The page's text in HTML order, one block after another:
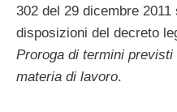
302 del 29 dicembre
disposizioni del decreto
Proroga di termini
materia di lavoro.